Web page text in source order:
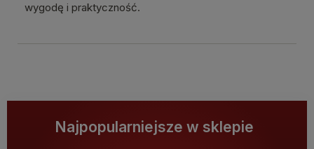
wygodę i praktyczność.
Najpopularniejsze w sklepie